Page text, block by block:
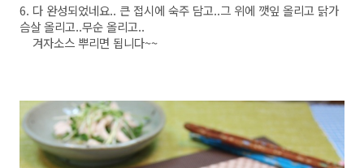
6. 다 완성되었네요.. 큰 접시에 숙주 담고..그 위에 깻잎 올리고 닭가
슴살 올리고..무순 올리고..
겨자소스 뿌리면 됩니다~~